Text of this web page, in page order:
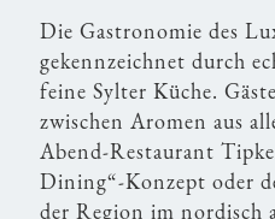
Die Gastronomie des
gekennzeichnet durch
feine Sylter Küche.
zwischen Aromen aus
Abend-Restaurant
Dining“-Konzept oder
der Region im nordisch